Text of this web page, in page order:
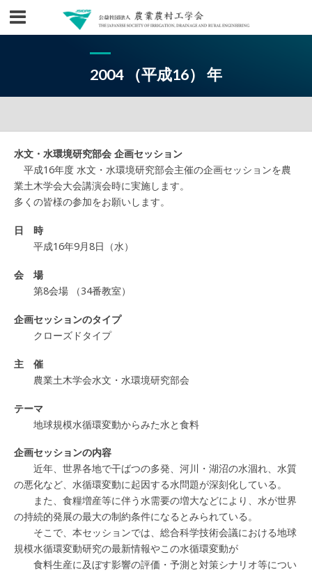
2004 （平成16） 年
水文・水環境研究部会 企画セッション
平成16年度 水文・水環境研究部会主催の企画セッションを農
業土木学会大会講演会時に実施します。
多くの皆様の参加をお願いします。
日 時
平成16年9月8日（水）
会 場
第8会場 （34番教室）
企画セッションのタイプ
クローズドタイプ
主 催
農業土木学会水文・水環境研究部会
テーマ
地球規模水循環変動からみた水と食料
企画セッションの内容
近年、世界各地で干ばつの多発、河川・湖沼の水涸れ、水質
の悪化など、水循環変動に起因する水問題が深刻化している。
また、食糧増産等に伴う水需要の増大などにより、水が世界
の持続的発展の最大の制約条件になるとみられている。
そこで、本セッションでは、総合科学技術会議における地球
規模水循環変動研究の最新情報やこの水循環変動が
食料生産に及ぼす影響の評価・予測と対策シナリオ等につい